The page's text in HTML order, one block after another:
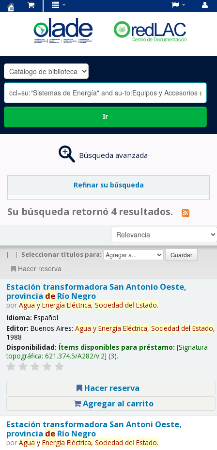
OLADE
-
Ir
Búsqueda avanzada
Refinar su búsqueda
Su búsqueda retornó 4 resultados.
| | Seleccionar títulos para:
Hacer reserva
Estación transformadora San Antonio Oeste,
provincia deRío Negro
por Agua y Energía Eléctrica, Sociedad del Estado.
Idioma: Español
Editor: Buenos Aires: Agua y Energía Eléctrica, Sociedad del Estado,
1988
Disponibilidad: Ítems disponibles para préstamo: Signatura
topográfica: 621.374.5/A282/v.2 (3).
Hacer reserva
Agregar al carrito
Estación transformadora San Antoni Oeste,
provincia deRío Negro
por Agua y Energía Eléctrica, Sociedad del Estado.